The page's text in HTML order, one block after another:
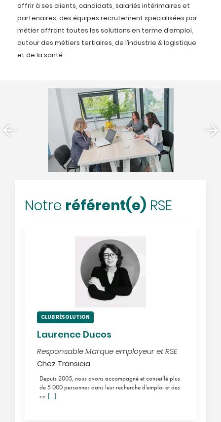
offrir à ses clients, candidats, salariés intérimaires et
partenaires, des équipes recrutement spécialisées par
métier offrant toutes les solutions en terme d’emploi,
autour des métiers tertiaires, de l’industrie & logistique
et de la santé.
Notre référent(e) RSE
CLUB RÉSOLUTION
Laurence Ducos
Responsable Marque employeur et RSE
Chez Transicia
Depuis 2005, nous avons accompagné et conseillé plus
de 5 000 personnes dans leur recherche d’emploi et des
ce [...]